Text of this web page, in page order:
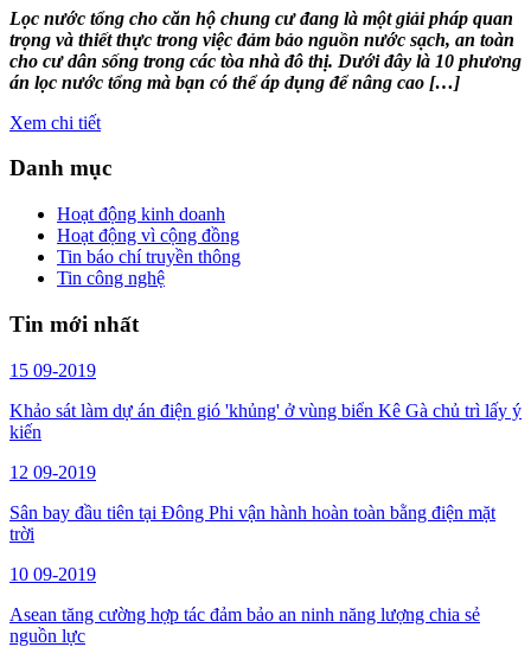
Lọc nước tổng cho căn hộ chung cư đang là một giải pháp quan
trọng và thiết thực trong việc đảm bảo nguồn nước sạch, an toàn
cho cư dân sống trong các tòa nhà đô thị. Dưới đây là 10 phương
án lọc nước tổng mà bạn có thể áp dụng để nâng cao […]
Xem chi tiết
Danh mục
Hoạt động kinh doanh
Hoạt động vì cộng đồng
Tin báo chí truyền thông
Tin công nghệ
Tin mới nhất
15 09-2019
Khảo sát làm dự án điện gió 'khủng' ở vùng biển Kê Gà chủ trì lấy ý
kiến
12 09-2019
Sân bay đầu tiên tại Đông Phi vận hành hoàn toàn bằng điện mặt
trời
10 09-2019
Asean tăng cường hợp tác đảm bảo an ninh năng lượng chia sẻ
nguồn lực